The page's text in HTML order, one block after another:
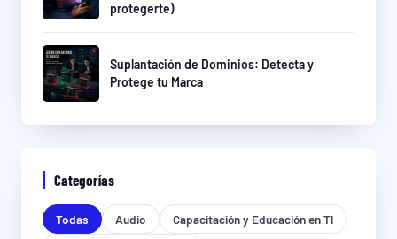
protegerte)
Suplantación de Dominios: Detecta y
Protege tu Marca
Categorías
Todas Audio
Capacitación y Educación en TI